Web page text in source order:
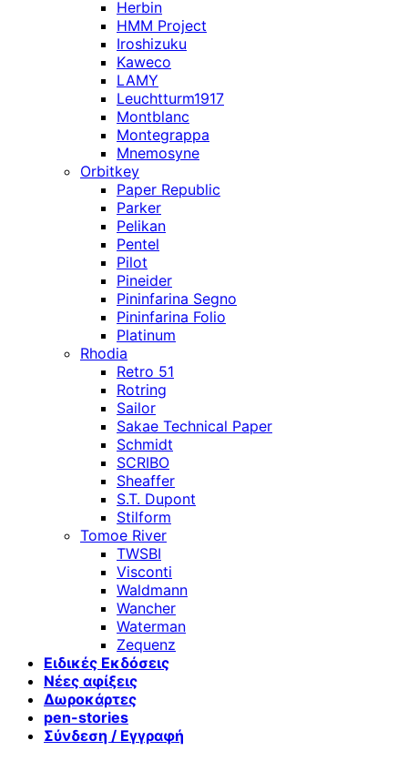
Herbin
HMM Project
Iroshizuku
Kaweco
LAMY
Leuchtturm1917
Montblanc
Montegrappa
Mnemosyne
Orbitkey
Paper Republic
Parker
Pelikan
Pentel
Pilot
Pineider
Pininfarina Segno
Pininfarina Folio
Platinum
Rhodia
Retro 51
Rotring
Sailor
Sakae Technical Paper
Schmidt
SCRIBO
Sheaffer
S.T. Dupont
Stilform
Tomoe River
TWSBI
Visconti
Waldmann
Wancher
Waterman
Zequenz
Ειδικές Εκδόσεις
Νέες αφίξεις
Δωροκάρτες
pen-stories
Σύνδεση / Εγγραφή